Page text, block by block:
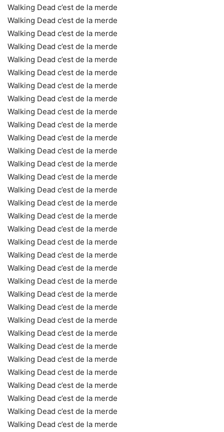
Walking Dead c’est de la merde
Walking Dead c’est de la merde
Walking Dead c’est de la merde
Walking Dead c’est de la merde
Walking Dead c’est de la merde
Walking Dead c’est de la merde
Walking Dead c’est de la merde
Walking Dead c’est de la merde
Walking Dead c’est de la merde
Walking Dead c’est de la merde
Walking Dead c’est de la merde
Walking Dead c’est de la merde
Walking Dead c’est de la merde
Walking Dead c’est de la merde
Walking Dead c’est de la merde
Walking Dead c’est de la merde
Walking Dead c’est de la merde
Walking Dead c’est de la merde
Walking Dead c’est de la merde
Walking Dead c’est de la merde
Walking Dead c’est de la merde
Walking Dead c’est de la merde
Walking Dead c’est de la merde
Walking Dead c’est de la merde
Walking Dead c’est de la merde
Walking Dead c’est de la merde
Walking Dead c’est de la merde
Walking Dead c’est de la merde
Walking Dead c’est de la merde
Walking Dead c’est de la merde
Walking Dead c’est de la merde
Walking Dead c’est de la merde
Walking Dead c’est de la merde